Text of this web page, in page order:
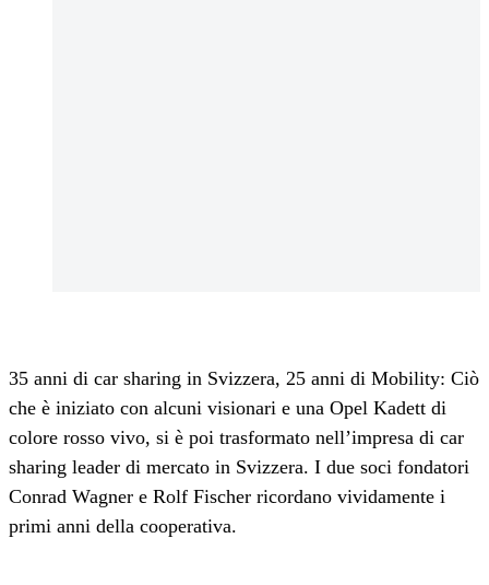
35 anni di car sharing in Svizzera, 25 anni di Mobility: Ciò
che è iniziato con alcuni visionari e una Opel Kadett di
colore rosso vivo, si è poi trasformato nell’impresa di car
sharing leader di mercato in Svizzera. I due soci fondatori
Conrad Wagner e Rolf Fischer ricordano vividamente i
primi anni della cooperativa.